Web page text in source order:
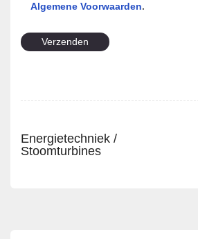
Algemene Voorwaarden.
Bericht
Energietechniek /
Stoomturbines